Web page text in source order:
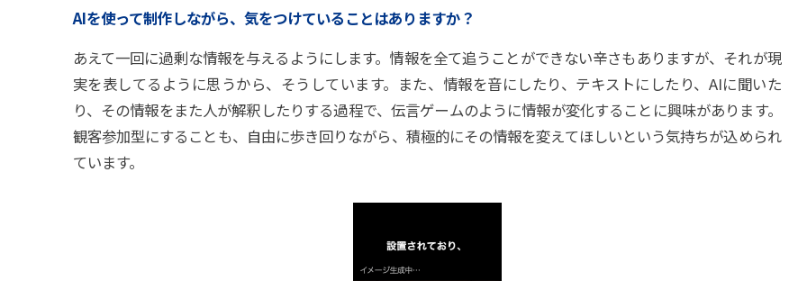
AIを使って制作しながら、気をつけていることはありますか？
あえて一回に過剰な情報を与えるようにします。情報を全て追うことができない辛さもありますが、それが現
実を表してるように思うから、そうしています。また、情報を音にしたり、テキストにしたり、AIに聞いた
り、その情報をまた人が解釈したりする過程で、伝言ゲームのように情報が変化することに興味があります。
観客参加型にすることも、自由に歩き回りながら、積極的にその情報を変えてほしいという気持ちが込められ
ています。